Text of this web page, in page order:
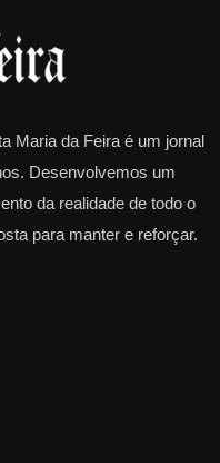
Maria da Feira é um jornal
Desenvolvemos um
da realidade de todo o
para manter e reforçar.